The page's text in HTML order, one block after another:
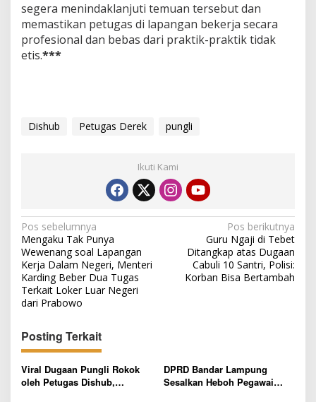
n
segera menindaklanjuti temuan tersebut dan
memastikan petugas di lapangan bekerja secara
profesional dan bebas dari praktik-praktik tidak
etis.***
Dishub Petugas Derek pungli
Ikuti Kami
N
a
v
i
g
a
s
i
p
Pos sebelumnya
Mengaku Tak Punya
Wewenang soal Lapangan
Kerja Dalam Negeri, Menteri
Karding Beber Dua Tugas
Terkait Loker Luar Negeri
dari Prabowo
Pos berikutnya
Guru Ngaji di Tebet
Ditangkap atas Dugaan
Cabuli 10 Santri, Polisi:
Korban Bisa Bertambah
Posting Terkait
Viral Dugaan Pungli Rokok
oleh Petugas Dishub,
DPRD Bandar Lampung
Sesalkan Heboh Pegawai